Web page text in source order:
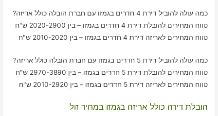
כמה עולה להוביל דירת 4 חדרים בגמזו עם חברת הובלה כולל אריזה?
טווח המחירים להובלת דירת 4 חדרים בגמזו – בין 2020-2900 ש"ח
טווח המחירים לאריזה דירת 4 חדרים בגמזו – בין 2010-2020 ש"ח
כמה עולה להוביל דירת 5 חדרים בגמזו עם חברת הובלה כולל אריזה?
טווח המחירים להובלת דירת 5 חדרים בגמזו – בין 2970-3890 ש"ח
טווח המחירים לאריזה דירת 5 חדרים בגמזו – בין 2010-2920 ש"ח
הובלת דירה כולל אריזה בגמזו במחיר זול